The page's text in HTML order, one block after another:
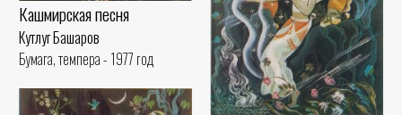
Кашмирская песня
Кутлуг Башаров
Бумага, темпера - 1977 год